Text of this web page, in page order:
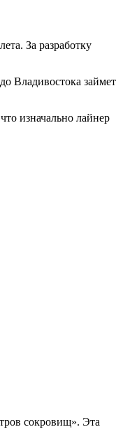
За разработку
Владивостока займет
изначально лайнер
сокровищ». Эта